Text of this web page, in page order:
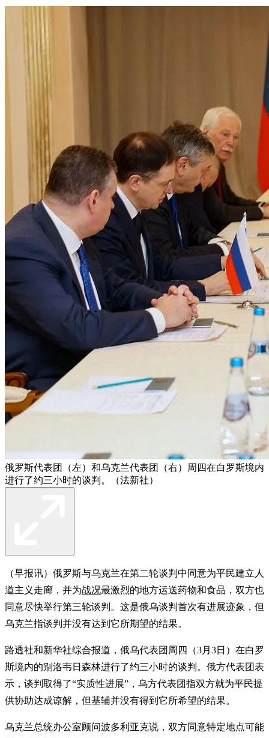
俄罗斯代表团（左）和乌克兰代表团（右）周四在白罗斯境内
进行了约三小时的谈判。（法新社）
（早报讯）俄罗斯与乌克兰在第二轮谈判中同意为平民建立人
道主义走廊，并为战况最激烈的地方运送药物和食品，双方也
同意尽快举行第三轮谈判。这是俄乌谈判首次有进展迹象，但
乌克兰指谈判并没有达到它所期望的结果。
路透社和新华社综合报道，俄乌代表团周四（3月3日）在白罗
斯境内的别洛韦日森林进行了约三小时的谈判。俄方代表团表
示，谈判取得了“实质性进展”，乌方代表团指双方就为平民提
供协助达成谅解，但基辅并没有得到它所希望的结果。
乌克兰总统办公室顾问波多利亚克说，双方同意特定地点可能